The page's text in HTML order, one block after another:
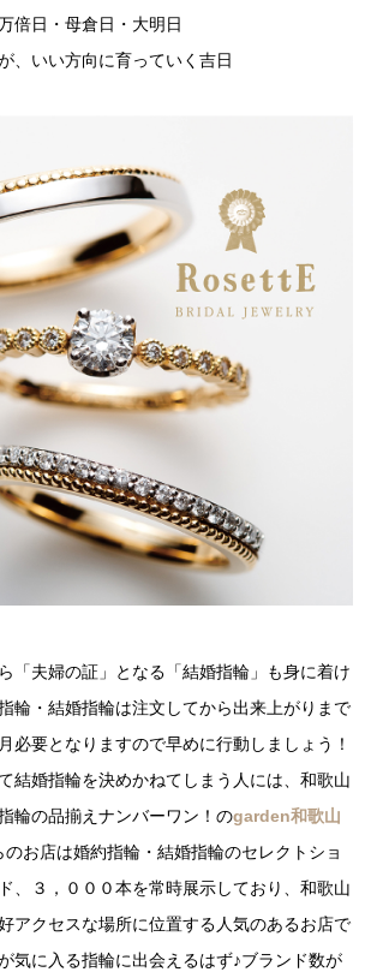
倍日・母倉日・大明日
、いい方向に育っていく吉日
「夫婦の証」となる「結婚指輪」も身に着け
輪・結婚指輪は注文してから出来上がりまで
必要となりますので早めに行動しましょう！
結婚指輪を決めかねてしまう人には、和歌山
輪の品揃えナンバーワン！のgarden和歌山
お店は婚約指輪・結婚指輪のセレクトショ
、３，０００本を常時展示しており、和歌山
アクセスな場所に位置する人気のあるお店で
気に入る指輪に出会えるはず♪ブランド数が